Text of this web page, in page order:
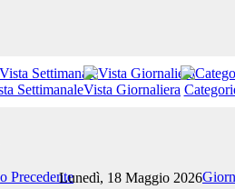
SettimanaleVista Giornaliera
PrecedenteLunedì, 18 Maggio 2026